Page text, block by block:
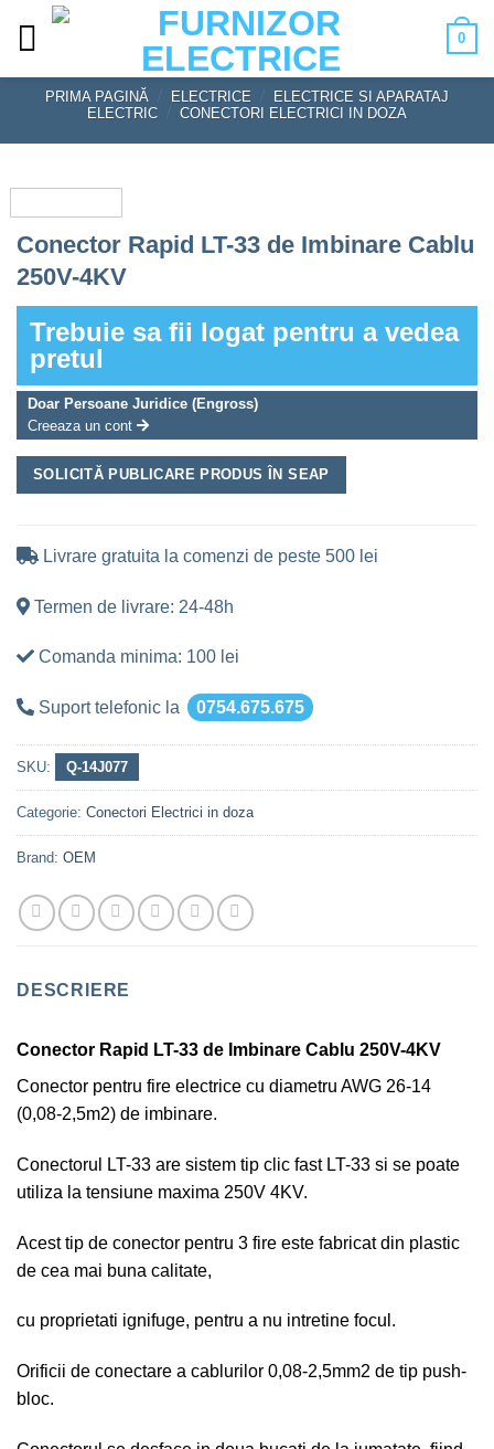
0
PRIMA PAGINĂ ELECTRICE
ELECTRICE SI APARATAJ
ELECTRIC
CONECTORI ELECTRICI IN DOZA
Conector Rapid LT-33 de Imbinare Cablu
250V-4KV
Trebuie sa fii logat pentru a vedea
pretul
Doar Persoane Juridice (Engross)
Creeaza un cont
SOLICITĂ PUBLICARE PRODUS ÎN SEAP
Livrare gratuita la comenzi de peste 500 lei
Termen de livrare: 24-48h
Comanda minima: 100 lei
Suport telefonic la 0754.675.675
SKU: Q-14J077
Categorie: Conectori Electrici in doza
Brand: OEM
DESCRIERE
Conector Rapid LT-33 de Imbinare Cablu 250V-4KV
Conector pentru fire electrice cu diametru AWG 26-14
(0,08-2,5m2) de imbinare.
Conectorul LT-33 are sistem tip clic fast LT-33 si se poate
utiliza la tensiune maxima 250V 4KV.
Acest tip de conector pentru 3 fire este fabricat din plastic
de cea mai buna calitate,
cu proprietati ignifuge, pentru a nu intretine focul.
Orificii de conectare a cablurilor 0,08-2,5mm2 de tip push-
bloc.